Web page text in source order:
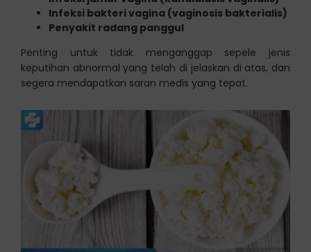
Infeksi bakteri vagina (vaginosis bakterialis)
Penyakit radang panggul
Penting untuk tidak menganggap sepele jenis
keputihan abnormal yang telah di jelaskan di atas, dan
segera mendapatkan saran medis yang tepat.